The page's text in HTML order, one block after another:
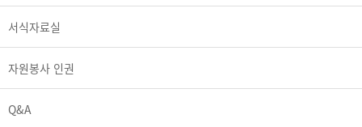
서식자료실
자원봉사 인권
Q&A